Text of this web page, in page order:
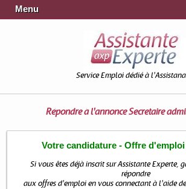
Menu
Service Emploi dédié à
Répondre à l'annonceSecretaire
Votre candidature - Offre d'emploi
Si vous êtes déjà inscrit sur Assistante Experte,
répondre
aux offres d'emploi en vous connectant à l'aide